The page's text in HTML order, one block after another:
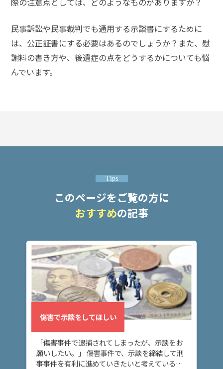
民事訴訟や民事裁判でも通用する示談書にするために
は、公正証書にする必要はあるのでしょうか？また、慰
謝料の書き方や、後遺症の点をどうするかについても悩
んでいます。
Tips
このページをご覧の方に
おすすめの記事
傷害で示談をしてほしい
「傷害事件で逮捕されてしまったが、示談をお
願いしたい。」 傷害事件で、示談を締結して刑
事事件を有利に進めていきたいと考えている方